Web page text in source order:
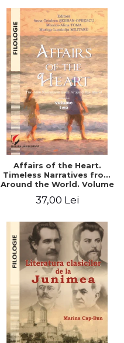
Affairs of the Heart.
Timeless Narratives from
Around the World. Volume
37,00 Lei